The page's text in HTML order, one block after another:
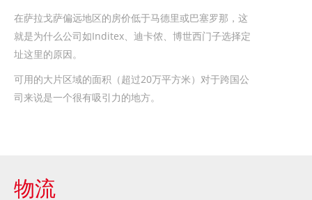
在萨拉戈萨偏远地区的房价低于马德里或巴塞罗那，这
就是为什么公司如Inditex、迪卡侬、博世西门子选择定
址这里的原因。
可用的大片区域的面积（超过20万平方米）对于跨国公
司来说是一个很有吸引力的地方。
物流